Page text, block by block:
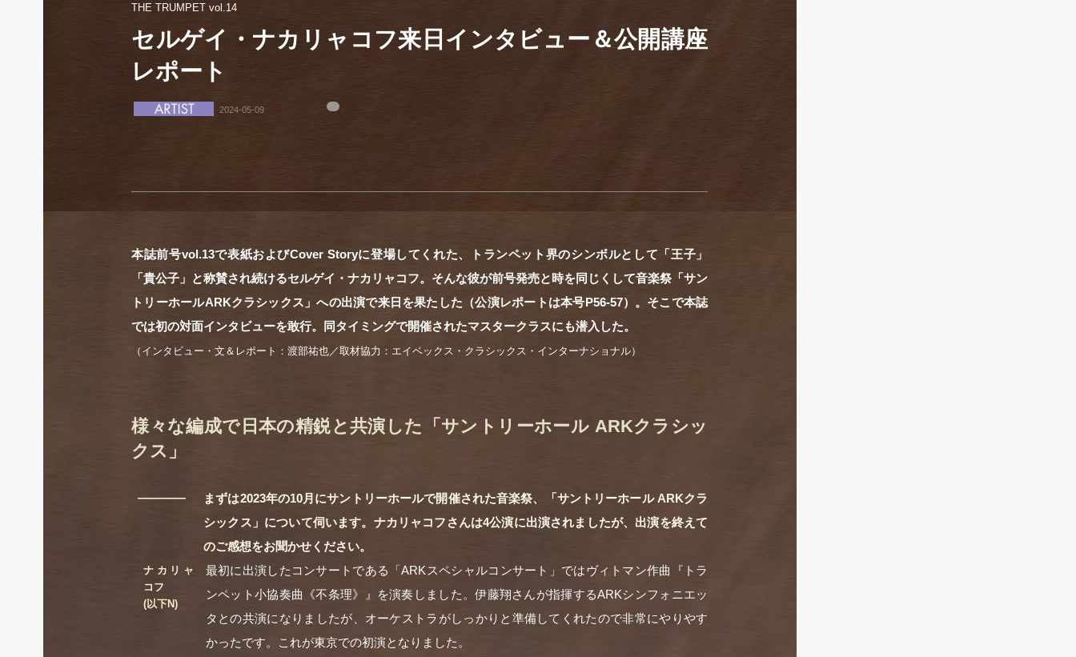
THE TRUMPET vol.14
セルゲイ・ナカリャコフ来日インタビュー＆公開講座
レポート
2024-05-09
本誌前号vol.13で表紙およびCover Storyに登場してくれた、トランペット界のシンボルとして「王子」
「貴公子」と称賛され続けるセルゲイ・ナカリャコフ。そんな彼が前号発売と時を同じくして音楽祭「サン
トリーホールARKクラシックス」への出演で来日を果たした（公演レポートは本号P56-57）。そこで本誌
では初の対面インタビューを敢行。同タイミングで開催されたマスタークラスにも潜入した。
（インタビュー・文＆レポート：渡部祐也／取材協力：エイベックス・クラシックス・インターナショナル）
様々な編成で日本の精鋭と共演した「サントリーホール ARKクラシッ
クス」
―
まずは2023年の10月にサントリーホールで開催された音楽祭、「サントリーホール ARKクラ
シックス」について伺います。ナカリャコフさんは4公演に出演されましたが、出演を終えて
のご感想をお聞かせください。
ナカリャ
コフ
(以下N)
最初に出演したコンサートである「ARKスペシャルコンサート」ではヴィトマン作曲『トラ
ンペット小協奏曲《不条理》』を演奏しました。伊藤翔さんが指揮するARKシンフォニエッ
タとの共演になりましたが、オーケストラがしっかりと準備してくれたので非常にやりやす
かったです。これが東京での初演となりました。